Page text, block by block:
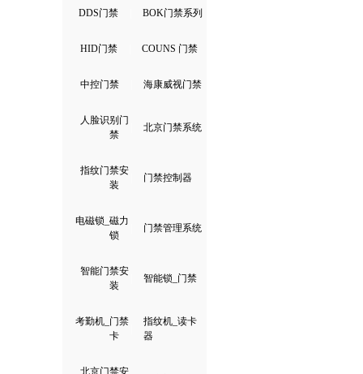
DDS门禁 BOK门禁系列
HID门禁 COUNS 门禁
中控门禁 海康威视门禁
人脸识别门
禁
北京门禁系统
指纹门禁安
装
门禁控制器
电磁锁_磁力
锁
门禁管理系统
智能门禁安
装
智能锁_门禁
考勤机_门禁
卡
指纹机_读卡
器
北京门禁安